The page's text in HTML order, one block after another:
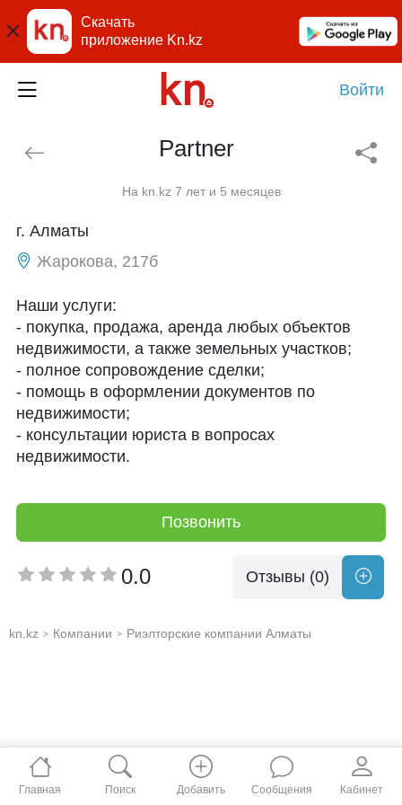
Скачать
приложение Kn.kz
Войти
Partner
На kn.kz 7 лет и 5 месяцев
г. Алматы
Жарокова, 217б
Наши услуги:
- покупка, продажа, аренда любых объектов
недвижимости, а также земельных участков;
- полное сопровождение сделки;
- помощь в оформлении документов по
недвижимости;
- консультации юриста в вопросах
недвижимости.
Позвонить
0.0 Отзывы (0)
kn.kz > Компании > Риэлторские компании Алматы
Главная Поиск Добавить Сообщения Кабинет